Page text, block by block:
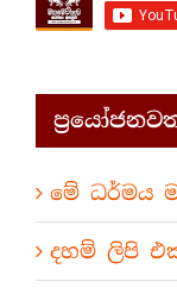
මේ ධර්මය
දහම් ලිපි